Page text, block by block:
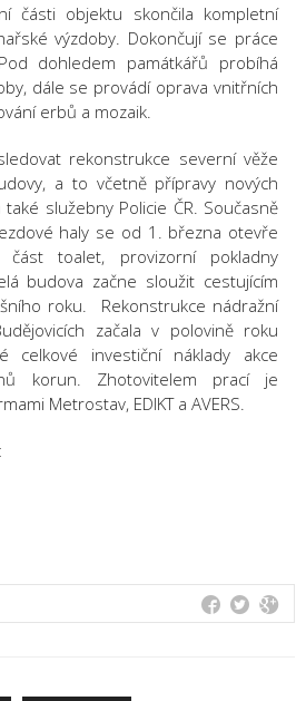
objektu skončila kompletní
výzdoby. Dokončují se práce
dohledem památkářů probíhá
dále se provádí oprava vnitřních
erbů a mozaik.
rekonstrukce severní věže
a to včetně přípravy nových
služebny Policie ČR. Současně
haly se od 1. března otevře
toalet, provizorní pokladny
budova začne sloužit cestujícím
roku. Rekonstrukce nádražní
začala v polovině roku
celkové investiční náklady akce
korun. Zhotovitelem prací je
Metrostav, EDIKT a AVERS.